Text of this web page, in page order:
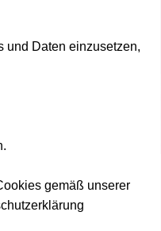
und Daten einzusetzen,
gemäß unserer